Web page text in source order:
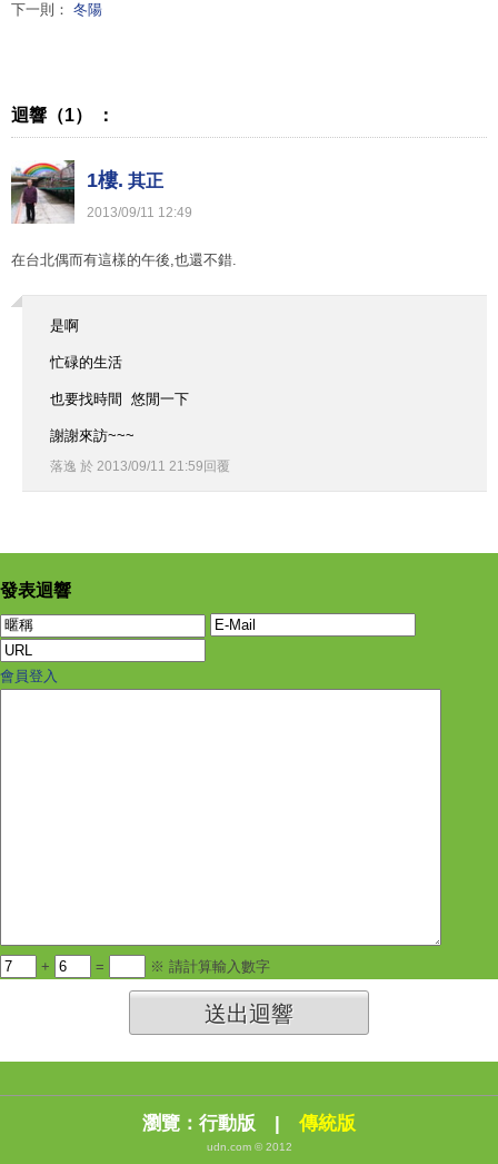
下一則： 冬陽
迴響（1） ：
1樓. 其正
2013/09/11 12:49
在台北偶而有這樣的午後,也還不錯.
是啊
忙碌的生活
也要找時間 悠閒一下
謝謝來訪~~~
落逸 於 2013/09/11 21:59 回覆
發表迴響
會員登入
+ = ※ 請計算輸入數字
送出迴響
瀏覽： 行動版 傳統版
udn.com © 2012